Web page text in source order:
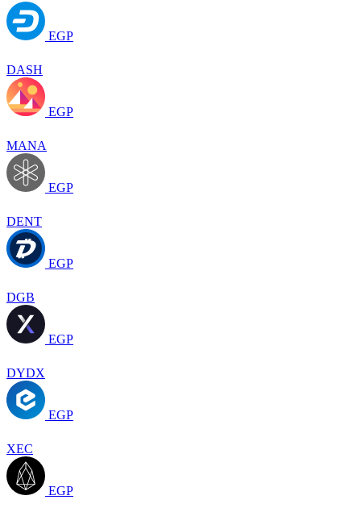
EGP
DASH
EGP
MANA
EGP
DENT
EGP
DGB
EGP
DYDX
EGP
XEC
EGP